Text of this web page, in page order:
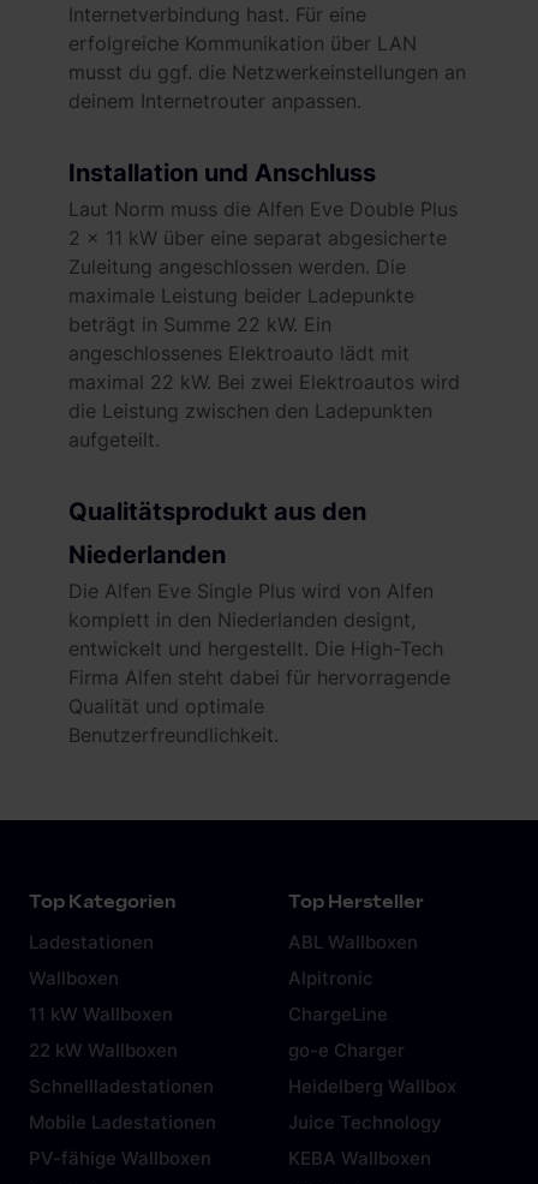
Internetverbindung hast. Für eine
erfolgreiche Kommunikation über LAN
musst du ggf. die Netzwerkeinstellungen an
deinem Internetrouter anpassen.
Installation und Anschluss
Laut Norm muss die Alfen Eve Double Plus
2 x 11 kW über eine separat abgesicherte
Zuleitung angeschlossen werden. Die
maximale Leistung beider Ladepunkte
beträgt in Summe 22 kW. Ein
angeschlossenes Elektroauto lädt mit
maximal 22 kW. Bei zwei Elektroautos wird
die Leistung zwischen den Ladepunkten
aufgeteilt.
Qualitätsprodukt aus den
Niederlanden
Die Alfen Eve Single Plus wird von Alfen
komplett in den Niederlanden designt,
entwickelt und hergestellt. Die High-Tech
Firma Alfen steht dabei für hervorragende
Qualität und optimale
Benutzerfreundlichkeit.